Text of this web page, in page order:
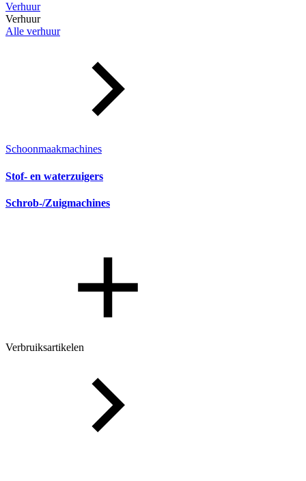
Verhuur
Verhuur
Alle verhuur
Schoonmaakmachines
Stof- en waterzuigers
Schrob-/Zuigmachines
Verbruiksartikelen